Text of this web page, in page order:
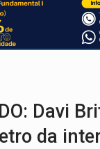
CONJUNTA: Forças
APURANDO: Flávio
Davi
da